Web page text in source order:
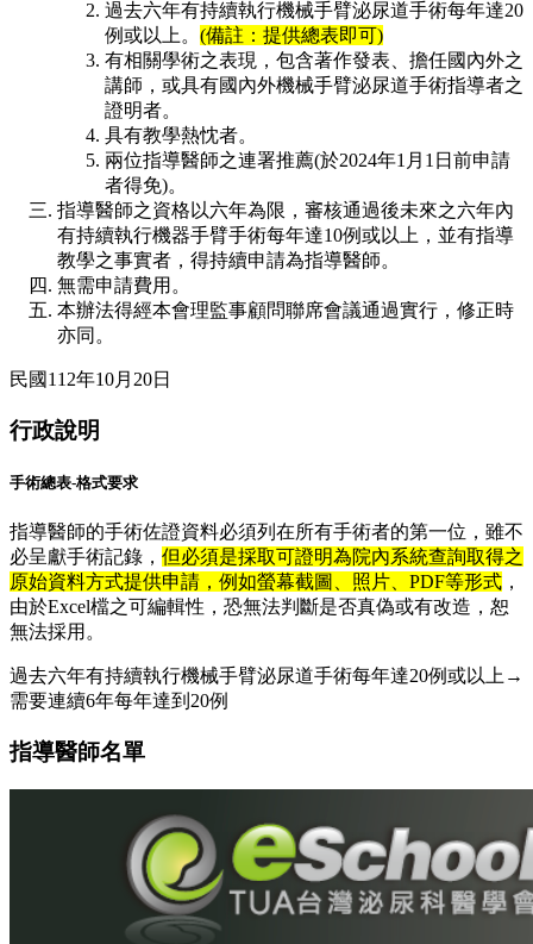
過去六年有持續執行機械手臂泌尿道手術每年達20
例或以上。 (備註：提供總表即可)
有相關學術之表現，包含著作發表、擔任國內外之
講師，或具有國內外機械手臂泌尿道手術指導者之
證明者。
具有教學熱忱者。
兩位指導醫師之連署推薦(於2024年1月1日前申請
者得免)。
指導醫師之資格以六年為限，審核通過後未來之六年內
有持續執行機器手臂手術每年達10例或以上，並有指導
教學之事實者，得持續申請為指導醫師。
無需申請費用。
本辦法得經本會理監事顧問聯席會議通過實行，修正時
亦同。
民國112年10月20日
行政說明
手術總表-格式要求
指導醫師的手術佐證資料必須列在所有手術者的第一位，雖不
必呈獻手術記錄， 但必須是採取可證明為院內系統查詢取得之
原始資料方式提供申請，例如螢幕截圖、照片、PDF等形式 ，
由於Excel檔之可編輯性，恐無法判斷是否真偽或有改造，恕
無法採用。
過去六年有持續執行機械手臂泌尿道手術每年達20例或以上→
需要連續6年每年達到20例
指導醫師名單